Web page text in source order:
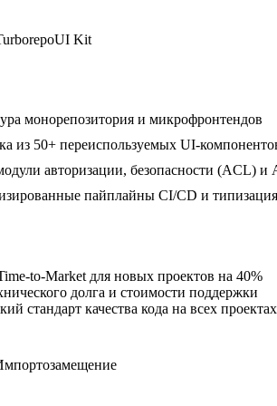
UI Kit
монорепозитория и микрофронтендов
из 50+ переиспользуемых UI-
авторизации, безопасности (ACL) и
пайплайны CI/CD и типизация
to-Market для новых проектов на 40%
долга и стоимости поддержки
стандарт качества кода на всех проектах